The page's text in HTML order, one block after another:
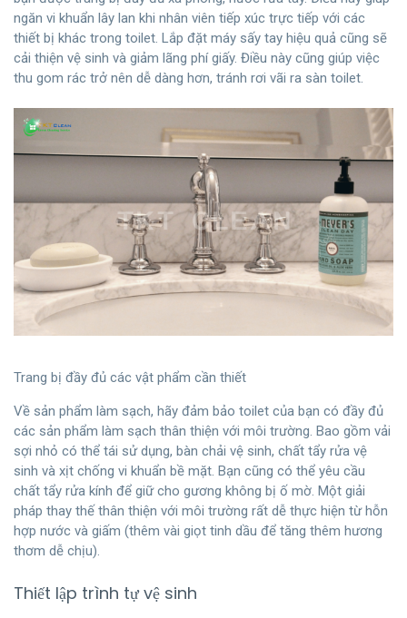
ngăn vi khuẩn lây lan khi nhân viên tiếp xúc trực tiếp với các
thiết bị khác trong toilet. Lắp đặt máy sấy tay hiệu quả cũng sẽ
cải thiện vệ sinh và giảm lãng phí giấy. Điều này cũng giúp việc
thu gom rác trở nên dễ dàng hơn, tránh rơi vãi ra sàn toilet.
Trang bị đầy đủ các vật phẩm cần thiết
Về sản phẩm làm sạch, hãy đảm bảo toilet của bạn có đầy đủ
các sản phẩm làm sạch thân thiện với môi trường. Bao gồm vải
sợi nhỏ có thể tái sử dụng, bàn chải vệ sinh, chất tẩy rửa vệ
sinh và xịt chống vi khuẩn bề mặt. Bạn cũng có thể yêu cầu
chất tẩy rửa kính để giữ cho gương không bị ố mờ. Một giải
pháp thay thế thân thiện với môi trường rất dễ thực hiện từ hỗn
hợp nước và giấm (thêm vài giọt tinh dầu để tăng thêm hương
thơm dễ chịu).
Thiết lập trình tự vệ sinh